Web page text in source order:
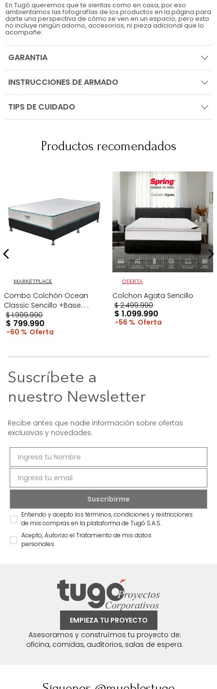
En Tugó queremos que te sientas como en casa, por eso
ambientamos las fotografías de los productos en la página para
darte una perspectiva de cómo se ven en un espacio, pero esto
no incluye ningún adorno, accesorios, ni pieza adicional que lo
acompañe.
GARANTIA
INSTRUCCIONES DE ARMADO
TIPS DE CUIDADO
Productos recomendados
MARKETPLACE
Combo Colchón Ocean
Classic Sencillo +Base
Cama Gris
$ 1.999.990
$ 799.990
60 %
OFERTA
Colchon Agata Sencillo
$ 2.499.990
$ 1.099.990
56 %
Suscríbete a
nuestro Newsletter
Recibe antes que nadie información sobre ofertas
exclusivas y novedades.
Entiendo y acepto los términos, condiciones y restricciones
de mis compras en la plataforma de Tugó S.A.S.
Acepto, Autorizo el Tratamiento de mis datos
personales.
EMPIEZA TU PROYECTO
Asesoramos y construímos tu proyecto de:
oficina, comidas, auditorios, salas de espera.